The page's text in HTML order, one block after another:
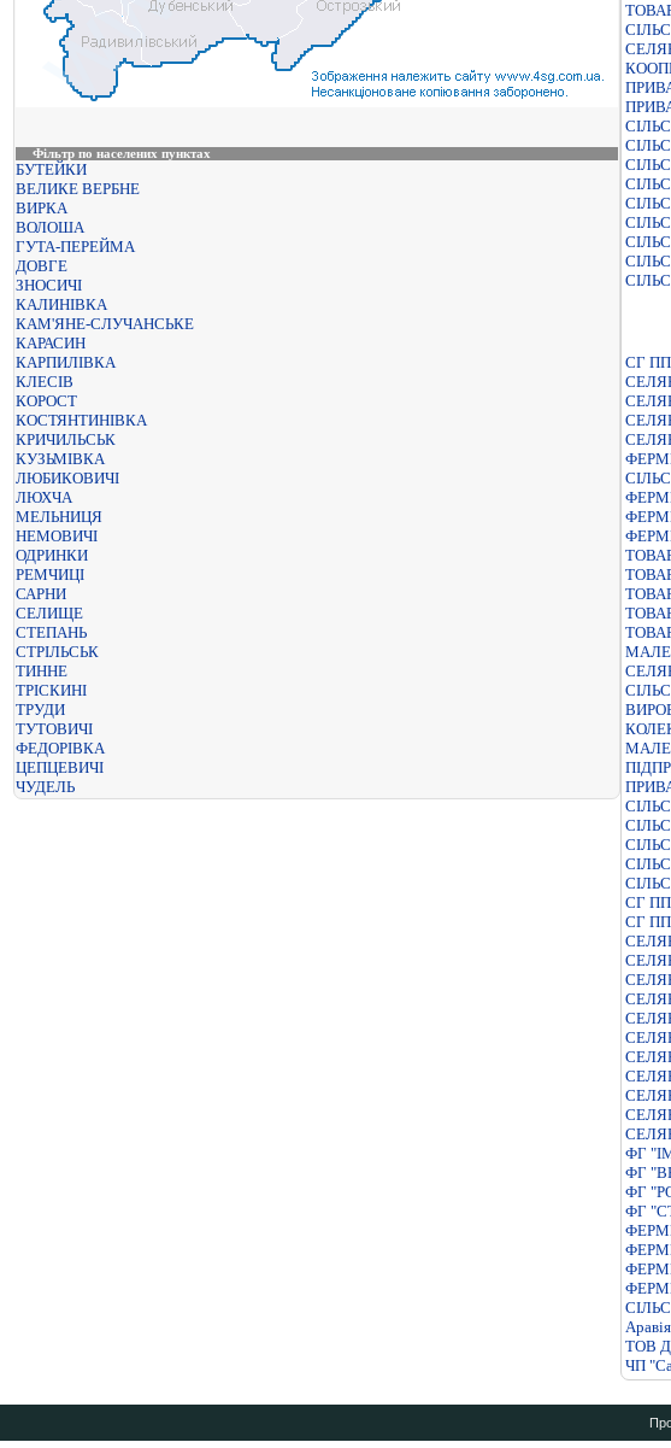
Фільтр по населених пунктах
БУТЕЙКИ
ВЕЛИКЕ ВЕРБНЕ
ВИРКА
ВОЛОША
ГУТА-ПЕРЕЙМА
ДОВГЕ
ЗНОСИЧІ
КАЛИНІВКА
КАМ'ЯНЕ-СЛУЧАНСЬКЕ
КАРАСИН
КАРПИЛІВКА
КЛЕСІВ
КОРОСТ
КОСТЯНТИНІВКА
КРИЧИЛЬСЬК
КУЗЬМІВКА
ЛЮБИКОВИЧІ
ЛЮХЧА
МЕЛЬНИЦЯ
НЕМОВИЧІ
ОДРИНКИ
РЕМЧИЦІ
САРНИ
СЕЛИЩЕ
СТЕПАНЬ
СТРІЛЬСЬК
ТИННЕ
ТРІСКИНІ
ТРУДИ
ТУТОВИЧІ
ФЕДОРІВКА
ЦЕПЦЕВИЧІ
ЧУДЕЛЬ
СГ
МАЛЕ
СГ
СГ
ФГ
ФГ
ФГ
ФГ
Аравія
ТОВ
ЧП